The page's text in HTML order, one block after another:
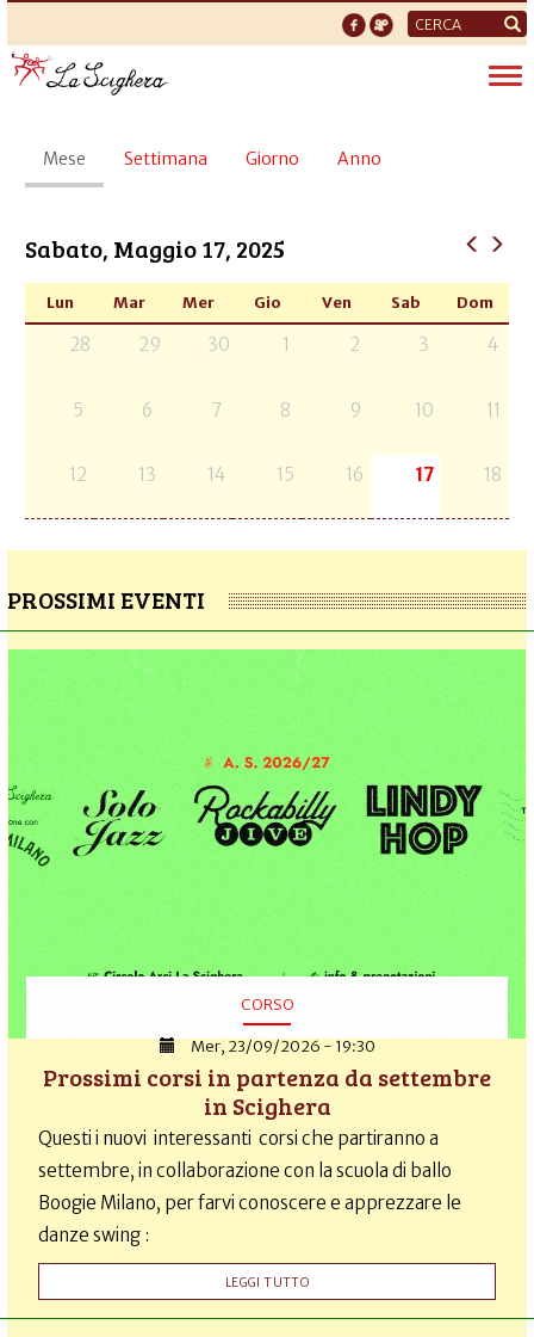
Form
di
ricerca
Schede
primarie
Mese (scheda
attiva)
Settimana Giorno Anno
Sabato, Maggio 17, 2025
Lun Mar Mer Gio Ven Sab Dom
28 29 30 1 2 3 4
5 6 7 8 9 10 11
12 13 14 15 16 17 18
PROSSIMI EVENTI
CORSO
Mer, 23/09/2026 - 19:30
Prossimi corsi in partenza da settembre
in Scighera
Questi i nuovi interessanti corsi che partiranno a
settembre, in collaborazione con la scuola di ballo
Boogie Milano, per farvi conoscere e apprezzare le
danze swing :
LEGGI TUTTO